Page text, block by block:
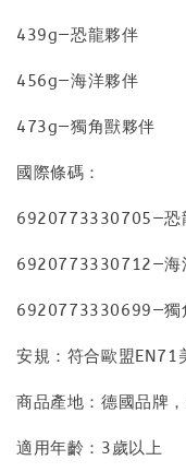
439g—恐龍夥伴
456g—海洋夥伴
473g—獨角獸夥伴
國際條碼：
6920773330705—恐
6920773330712—海
6920773330699—獨
安規：符合歐盟EN71
商品產地：德國品牌
適用年齡：3歲以上